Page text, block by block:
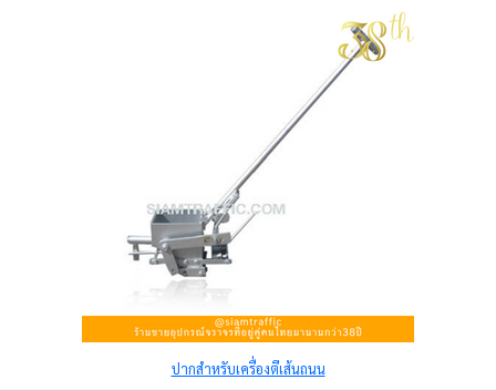
ปากสำหรับเครื่องตีเส้นถนน